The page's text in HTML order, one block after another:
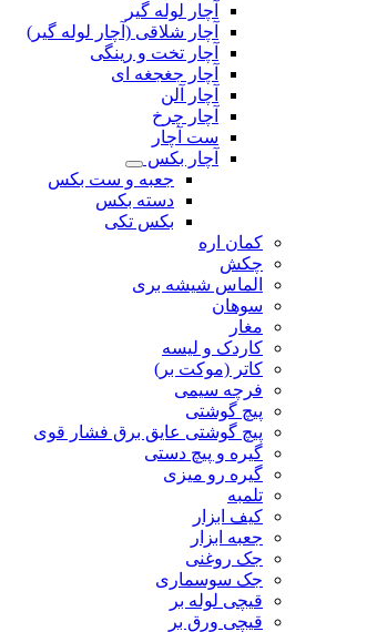
آچار لوله گیر
آچار شلاقی (آچار لوله گیر)
آچار تخت و رینگی
آچار جغجغه ای
آچار آلن
آچار چرخ
ست آچار
آچار بکس
جعبه و ست بکس
دسته بکس
بکس تکی
کمان اره
چکش
الماس شیشه بری
سوهان
مغار
کاردک و لیسه
کاتر (موکت بر)
فرچه سیمی
پیچ‌ گوشتی
پیچ گوشتی عایق برق فشار قوی
گیره و پیچ دستی
گیره رو میزی
تلمبه
کیف ابزار
جعبه ابزار
جک روغنی
جک سوسماری
قیچی لوله بر
قیچی ورق بر